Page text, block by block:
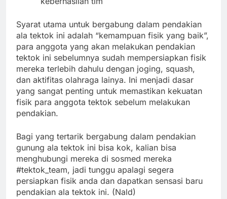
Syarat utama untuk bergabung dalam pendakian
ala tektok ini adalah “kemampuan fisik yang baik”,
para anggota yang akan melakukan pendakian
tektok ini sebelumnya sudah mempersiapkan fisik
mereka terlebih dahulu dengan joging, squash,
dan aktifitas olahraga lainya. Ini menjadi dasar
yang sangat penting untuk memastikan kekuatan
fisik para anggota tektok sebelum melakukan
pendakian.
Bagi yang tertarik bergabung dalam pendakian
gunung ala tektok ini bisa kok, kalian bisa
menghubungi mereka di sosmed mereka
#tektok_team, jadi tunggu apalagi segera
persiapkan fisik anda dan dapatkan sensasi baru
pendakian ala tektok ini. (Nald)